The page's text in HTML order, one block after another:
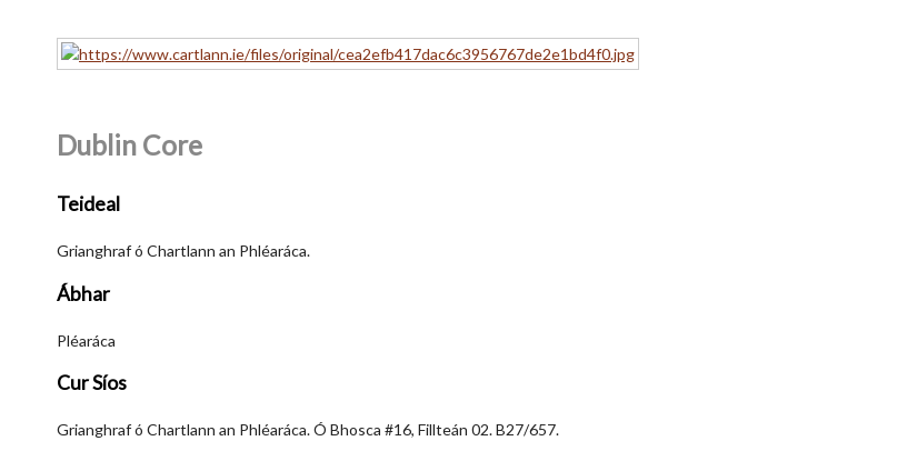
Dublin Core
Teideal
Grianghraf ó Chartlann an Phléaráca.
Ábhar
Pléaráca
Cur Síos
Grianghraf ó Chartlann an Phléaráca. Ó Bhosca #16, Fillteán 02. B27/657.